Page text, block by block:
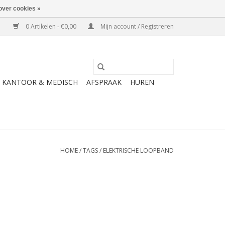
0 Artikelen - €0,00 Mijn account / Registreren
KANTOOR & MEDISCH AFSPRAAK HUREN
HOME/TAGS/ ELEKTRISCHE LOOPBAND
cookies »